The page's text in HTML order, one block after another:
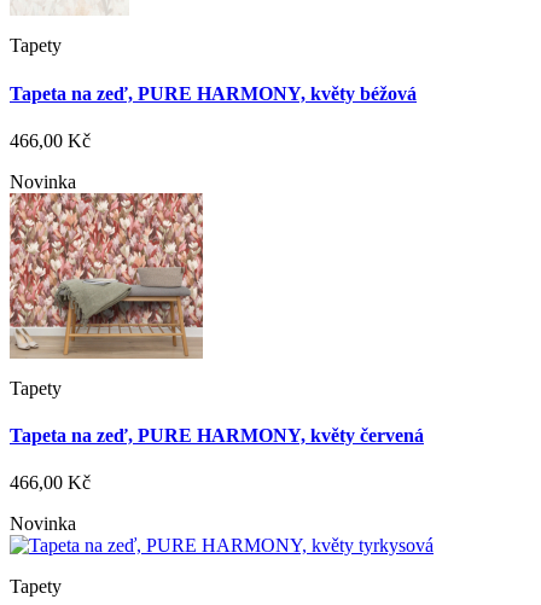
Tapety
Tapeta na zeď, PURE HARMONY, květy béžová
466,00 Kč
Novinka
Tapety
Tapeta na zeď, PURE HARMONY, květy červená
466,00 Kč
Novinka
Tapety